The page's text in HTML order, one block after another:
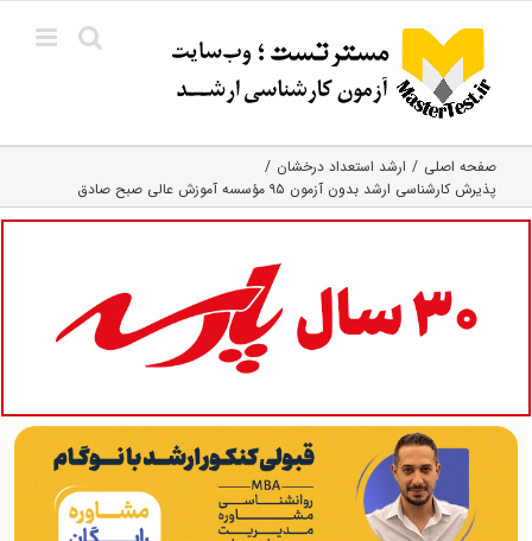
content
صفحه اصلی
ارشد استعداد درخشان
پذیرش کارشناسی ارشد بدون آزمون ۹۵ مؤسسه آموزش عالی صبح صادق